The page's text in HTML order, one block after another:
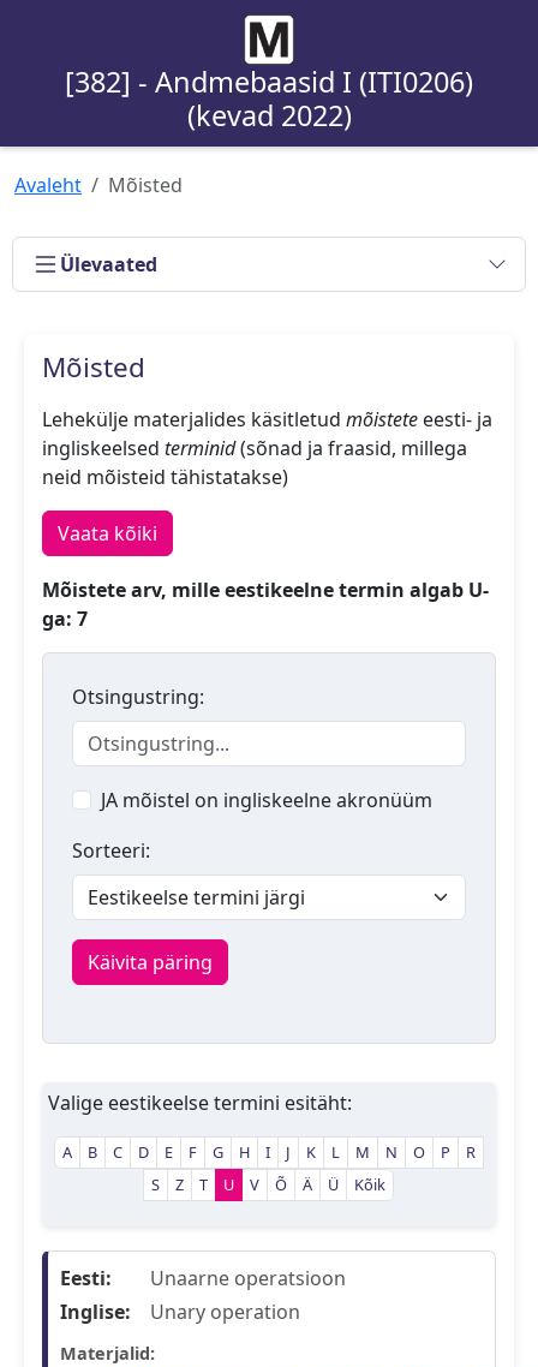
[382] - Andmebaasid I (ITI0206)
(kevad 2022)
Avaleht Mõisted
Ülevaated
Mõisted
Lehekülje materjalides käsitletud mõistete eesti- ja
ingliskeelsed terminid(sõnad ja fraasid, millega
neid mõisteid tähistatakse)
Vaata kõiki
Mõistete arv, mille eestikeelne termin algab U-
ga: 7
Otsingustring:
JA mõistel on ingliskeelne akronüüm
Sorteeri:
Käivita päring
Valige eestikeelse termini esitäht:
A B C D E F G H I J K L M N O P
R
S
Z T U V Õ Ä Ü Kõik
Eesti:
Unaarne operatsioon
Inglise:
Unary operation
Materjalid: